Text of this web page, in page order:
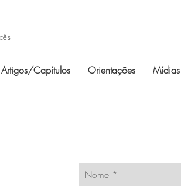
Artigos/Capítulos Orientações Mídias